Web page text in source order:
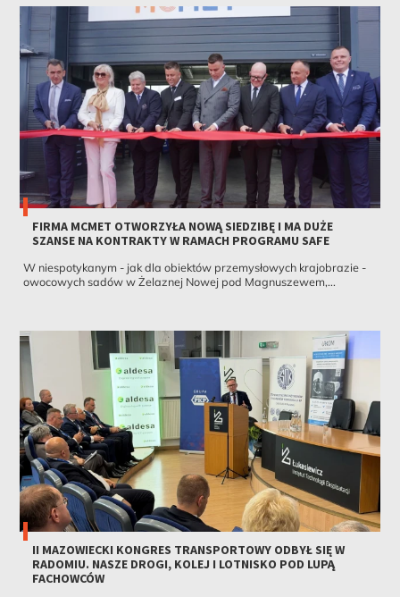
FIRMA MCMET OTWORZYŁA NOWĄ SIEDZIBĘ I MA DUŻE
SZANSE NA KONTRAKTY W RAMACH PROGRAMU SAFE
W niespotykanym - jak dla obiektów przemysłowych krajobrazie -
owocowych sadów w Żelaznej Nowej pod Magnuszewem,...
II MAZOWIECKI KONGRES TRANSPORTOWY ODBYŁ SIĘ W
RADOMIU. NASZE DROGI, KOLEJ I LOTNISKO POD LUPĄ
FACHOWCÓW